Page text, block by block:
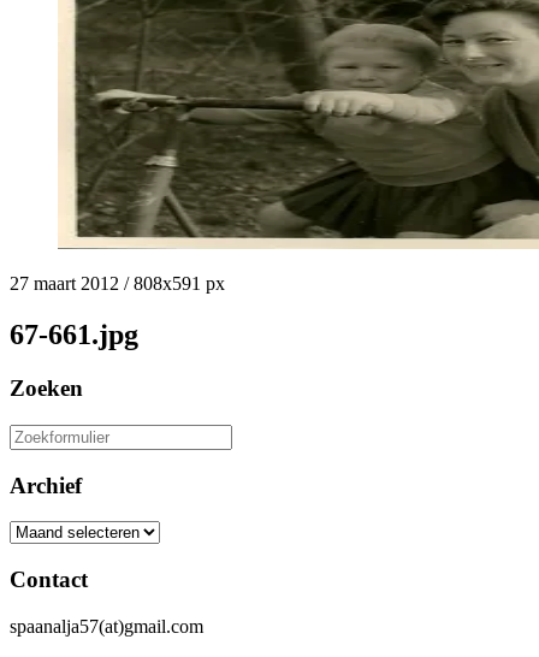
27 maart 2012 /808x591 px
67-661.jpg
Zoeken
Zoeken
naar:
Archief
Archief
Contact
spaanalja57(at)gmail.com